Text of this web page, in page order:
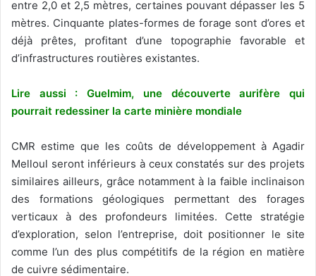
entre 2,0 et 2,5 mètres, certaines pouvant dépasser les 5
mètres. Cinquante plates-formes de forage sont d’ores et
déjà prêtes, profitant d’une topographie favorable et
d’infrastructures routières existantes.
Lire aussi : Guelmim, une découverte aurifère qui
pourrait redessiner la carte minière mondiale
CMR estime que les coûts de développement à Agadir
Melloul seront inférieurs à ceux constatés sur des projets
similaires ailleurs, grâce notamment à la faible inclinaison
des formations géologiques permettant des forages
verticaux à des profondeurs limitées. Cette stratégie
d’exploration, selon l’entreprise, doit positionner le site
comme l’un des plus compétitifs de la région en matière
de cuivre sédimentaire.